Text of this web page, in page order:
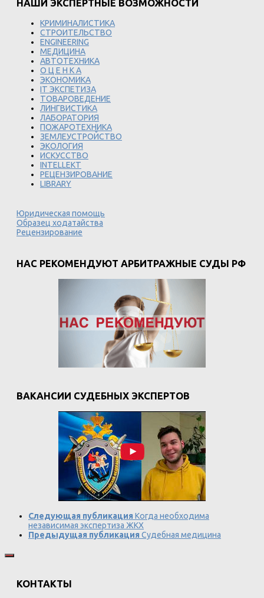
НАШИ ЭКСПЕРТНЫЕ ВОЗМОЖНОСТИ
КРИМИНАЛИСТИКА
СТРОИТЕЛЬСТВО
ENGINEERING
МЕДИЦИНА
АВТОТЕХНИКА
О Ц Е Н К А
ЭКОНОМИКА
IT ЭКСПЕТИЗА
ТОВАРОВЕДЕНИЕ
ЛИНГВИСТИКА
ЛАБОРАТОРИЯ
ПОЖАРОТЕХНИКА
ЗЕМЛЕУСТРОЙСТВО
ЭКОЛОГИЯ
ИСКУССТВО
INTELLEKT
РЕЦЕНЗИРОВАНИЕ
LIBRARY
Юридическая помощь
Образец ходатайства
Рецензирование
НАС РЕКОМЕНДУЮТ АРБИТРАЖНЫЕ СУДЫ РФ
ВАКАНСИИ СУДЕБНЫХ ЭКСПЕРТОВ
Следующая публикация Когда необходима
независимая экспертиза ЖКХ
Предыдущая публикация Судебная медицина
КОНТАКТЫ